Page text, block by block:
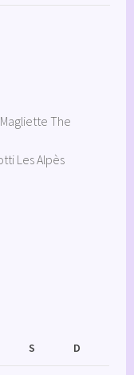
Magliette The
Les Alpès
S D